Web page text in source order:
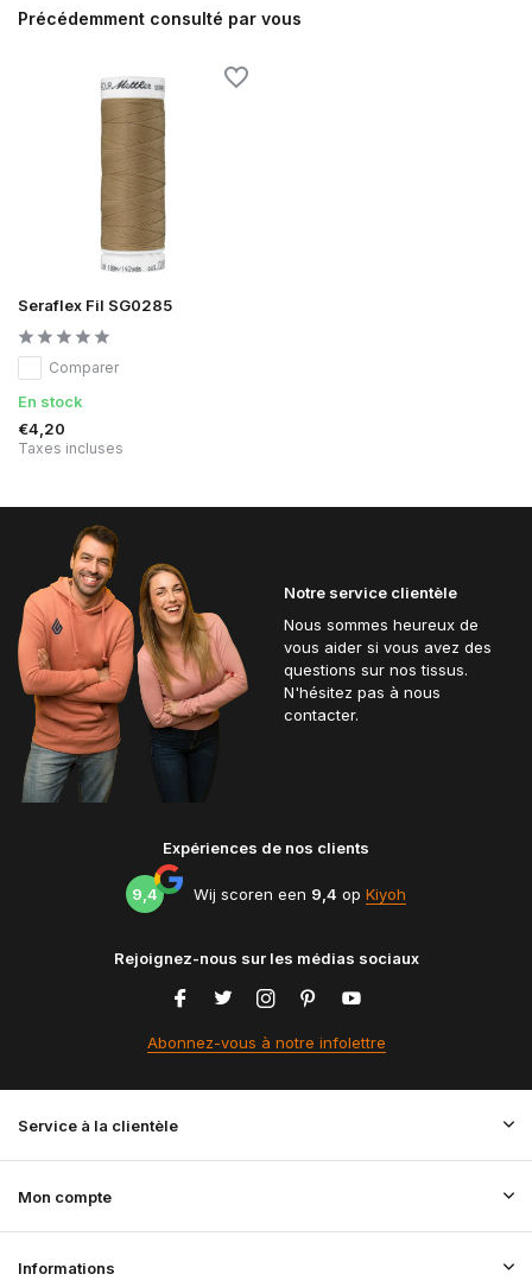
Précédemment consulté par vous
Seraflex Fil SG0285
Comparer
En stock
€4,20
Taxes incluses
Notre service clientèle
Nous sommes heureux de
vous aider si vous avez des
questions sur nos tissus.
N'hésitez pas à nous
contacter.
Expériences de nos clients
9,4 Wij scoren een 9,4 op Kiyoh
Rejoignez-nous sur les médias sociaux
Abonnez-vous à notre infolettre
Service à la clientèle
Mon compte
Informations